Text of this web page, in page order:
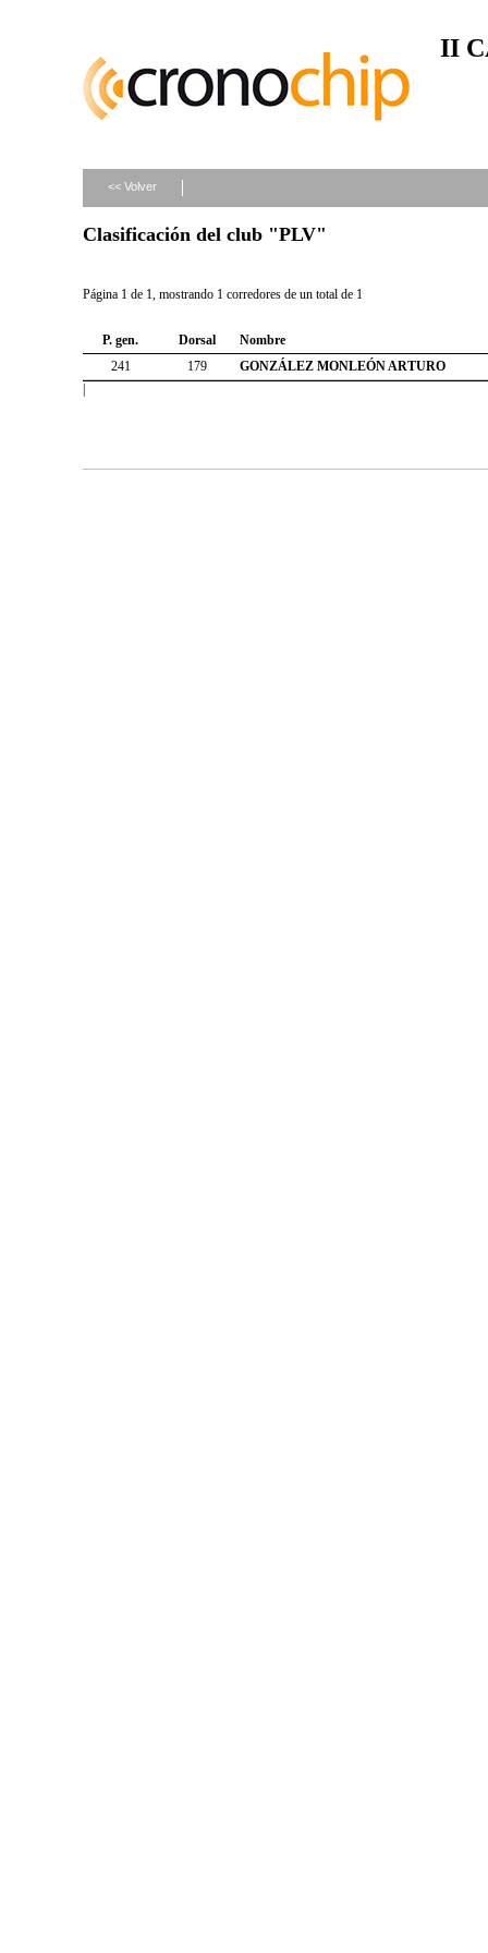
II
<< Volver
Clasificación del club "PLV"
Página 1 de 1, mostrando 1 corredores de un total de 1
P. gen. Dorsal
Nombre
241
179
GONZÁLEZ MONLEÓN ARTURO
|